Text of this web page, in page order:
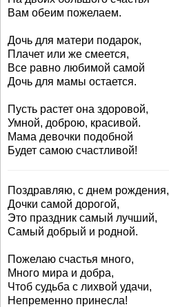
Вам обеим пожелаем.
Дочь для матери подарок,
Плачет или же смеется,
Все равно любимой самой
Дочь для мамы остается.
Пусть растет она здоровой,
Умной, доброю, красивой.
Мама девочки подобной
Будет самою счастливой!
Поздравляю, с днем рождения,
Дочки самой дорогой,
Это праздник самый лучший,
Самый добрый и родной.
Пожелаю счастья много,
Много мира и добра,
Чтоб судьба с лихвой удачи,
Непременно принесла!